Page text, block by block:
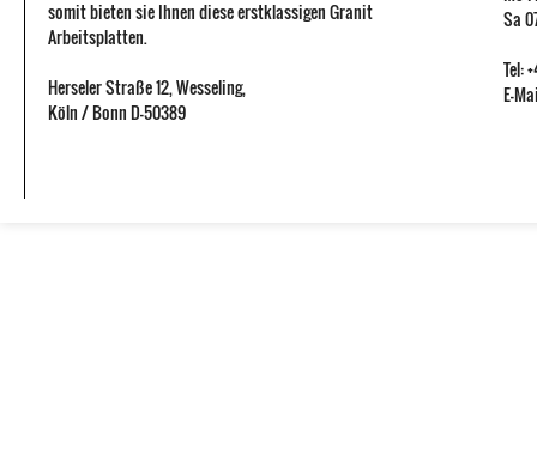
somit bieten sie Ihnen diese erstklassigen Granit
Arbeitsplatten.
Herseler Straße 12,Wesseling,
Köln / BonnD-50389
Sa
Tel:
E-